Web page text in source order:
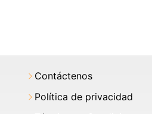
Contáctenos
Política de privacidad